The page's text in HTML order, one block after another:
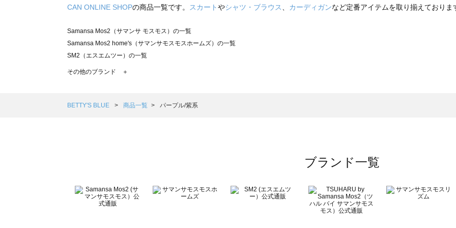
CAN ONLINE SHOPの商品一覧です。 スカートやシャツ・ブラウス、 カーディガンなど定番アイテムを取り揃えておりま
Samansa Mos2（サマンサ モスモス）の一覧
Samansa Mos2 home's（サマンサモスモスホームズ）の一覧
SM2（エスエムツー）の一覧
TSUHARU by Samansa Mos2（ツハルバイサマンサモスモス）の一覧
Samansa Mos2 Lagom（サマンサモスモス ラーゴム）の一覧
BETTY'S BLUE（べティーズブルー）の一覧
Wpc.（ワールドパーティー）の一覧
その他のブランド ＋
BETTY'S BLUE 商品一覧 パープル/紫系
ブランド一覧